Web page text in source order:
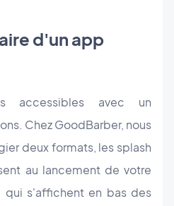
d'un app
accessibles avec un
Chez GoodBarber, nous
deux formats, les splash
au lancement de votre
qui s'affichent en bas des